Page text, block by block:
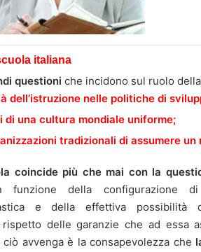
italiana
questioni che incidono sul ruolo
dell’istruzione nelle politiche di
di una cultura mondiale uniforme;
tradizionali di assumere
coincide più che mai con la
funzione della configurazione di
e della effettiva
delle garanzie che ad essa
avvenga è la consapevolezza che